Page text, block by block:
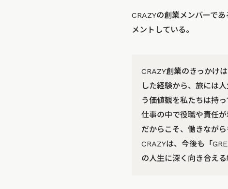
CRAZYの創業メンバーで
メントしている。
CRAZY創業のきっかけ
した経験から、旅には
う価値観を私たちは持
仕事の中で役職や責任
だからこそ、働きなが
CRAZYは、今後も「
の人生に深く向き合える